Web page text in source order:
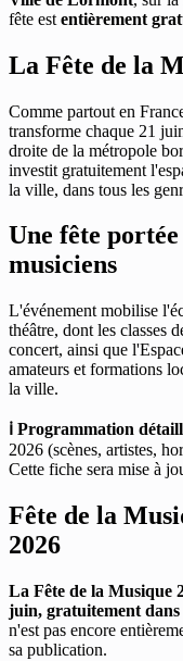
fête est entièrement
La Fête de la
Comme partout en
transforme chaque 21
droite de la métropole
investit gratuitement
la ville, dans tous les
Une fête
musiciens
L'événement mobilise
théâtre, dont les classes
concert, ainsi que
amateurs et formations
la ville.
ℹ️ Programmation
2026 (scènes, artistes,
Cette fiche sera mise à
Fête de la
2026
La Fête de la Musique
juin, gratuitement dans
n'est pas encore
sa publication.